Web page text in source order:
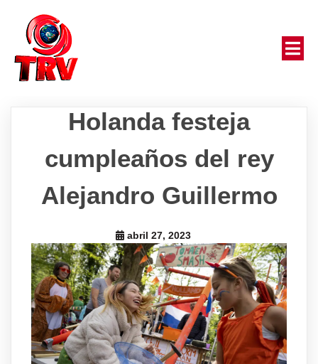
Holanda festeja
cumpleaños del rey
Alejandro Guillermo
abril 27, 2023